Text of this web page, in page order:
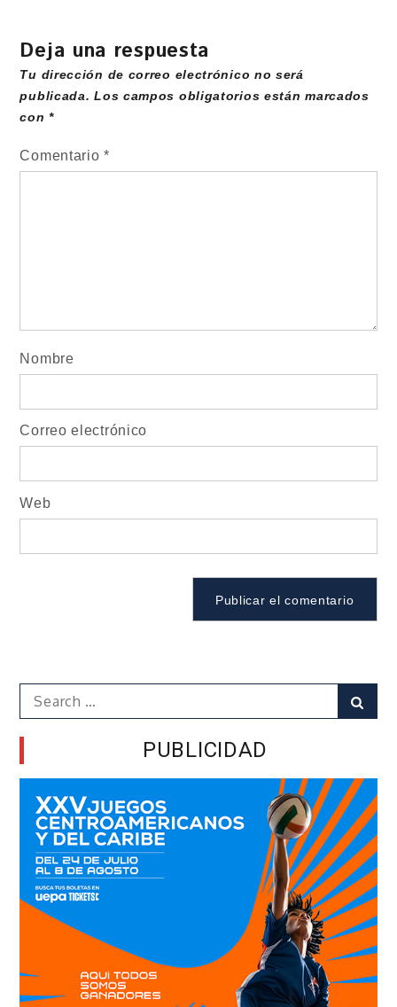
Deja una respuesta
Tu dirección de correo electrónico no será
publicada. Los campos obligatorios están marcados
con*
Comentario*
Nombre
Correo electrónico
Web
Search
for:
PUBLICIDAD